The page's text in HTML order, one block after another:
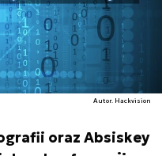
Autor. Hackvision
oraz Absiskey